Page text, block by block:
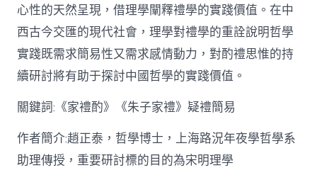
奇
逢
酌
禮
思
中
心性的天然呈現，借理學闡釋禮學的實踐價值。在中
西古今交匯的現代社會，理學對禮學的重詮說明哲學
實踐既需求簡易性又需求感情動力，對酌禮思惟的持
續研討將有助于探討中國哲學的實踐價值。
關鍵詞:《家禮酌》《朱子家禮》疑禮簡易
作者簡介:趙正泰，哲學博士，上海路況年夜學哲學系
助理傳授，重要研討標的目的為宋明理學